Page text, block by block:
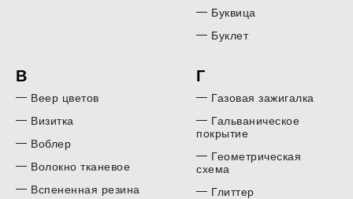
Буквица
Буклет
В
Веер цветов
Визитка
Воблер
Волокно тканевое
Вспененная резина
Г
Газовая зажигалка
Гальваническое
покрытие
Геометрическая
схема
Глиттер